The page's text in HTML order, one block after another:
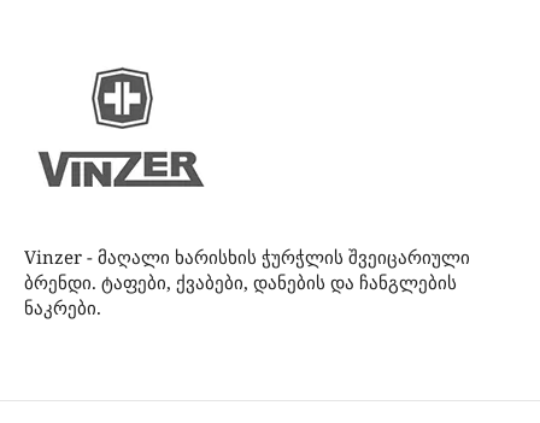
Vinzer - მაღალი ხარისხის ჭურჭლის შვეიცარიული
ბრენდი. ტაფები, ქვაბები, დანების და ჩანგლების
ნაკრები.